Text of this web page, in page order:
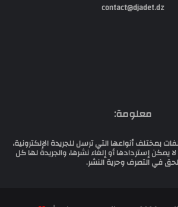
contact@djadet.dz
معلومة:
بمختلف أنواعها التي ترسل للجريدة الإلكترونية،
يمكن إستردادها أو إلغاء نشرها، والجريدة لها كل
في التصرف وحرية النشر.